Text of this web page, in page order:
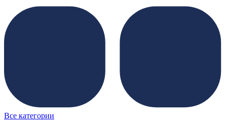
Все категории